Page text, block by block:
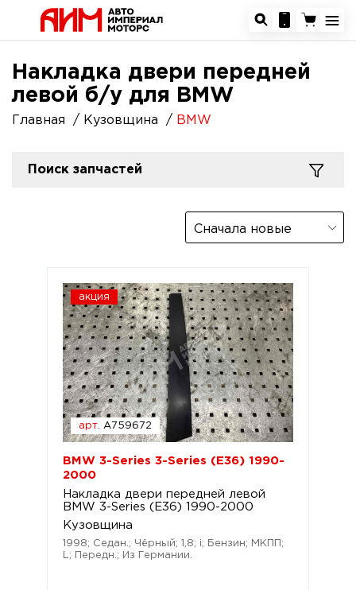
Накладка двери передней
левой б/у для BMW
Главная Кузовщина BMW
Поиск запчастей
Сначала новые
акция
арт. A759672
BMW 3-Series 3-Series (E36) 1990-
2000
Накладка двери передней левой
BMW 3-Series (E36) 1990-2000
Кузовщина
1998; Седан.; Чёрный; 1,8; i; Бензин; МКПП;
L; Передн.; Из Германии.